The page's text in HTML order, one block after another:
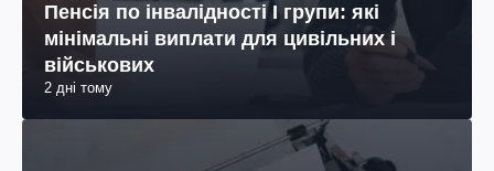
Пенсія по інвалідності I групи: які
мінімальні виплати для цивільних і
військових
2 дні тому